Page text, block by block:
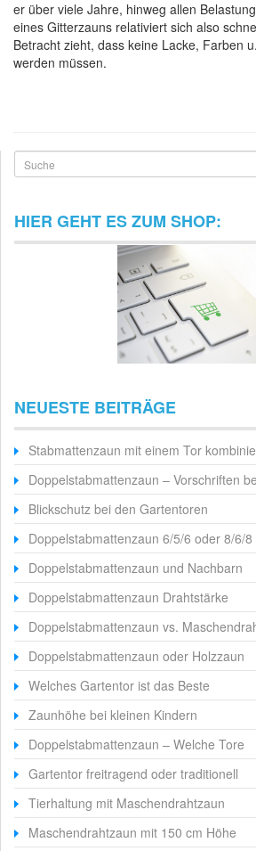
er über viele Jahre, hinweg allen
eines Gitterzauns relativiert sich also
Betracht zieht, dass keine Lacke, Farben
werden müssen.
Suche
HIER GEHT ES ZUM SHOP:
NEUESTE BEITRÄGE
Stabmattenzaun mit einem Tor
Doppelstabmattenzaun – Vorschriften
Blickschutz bei den Gartentoren
Doppelstabmattenzaun 6/5/6 oder 8/6/8
Doppelstabmattenzaun und Nachbarn
Doppelstabmattenzaun Drahtstärke
Doppelstabmattenzaun vs.
Doppelstabmattenzaun oder Holzzaun
Welches Gartentor ist das Beste
Zaunhöhe bei kleinen Kindern
Doppelstabmattenzaun – Welche Tore
Gartentor freitragend oder traditionell
Tierhaltung mit Maschendrahtzaun
Maschendrahtzaun mit 150 cm Höhe